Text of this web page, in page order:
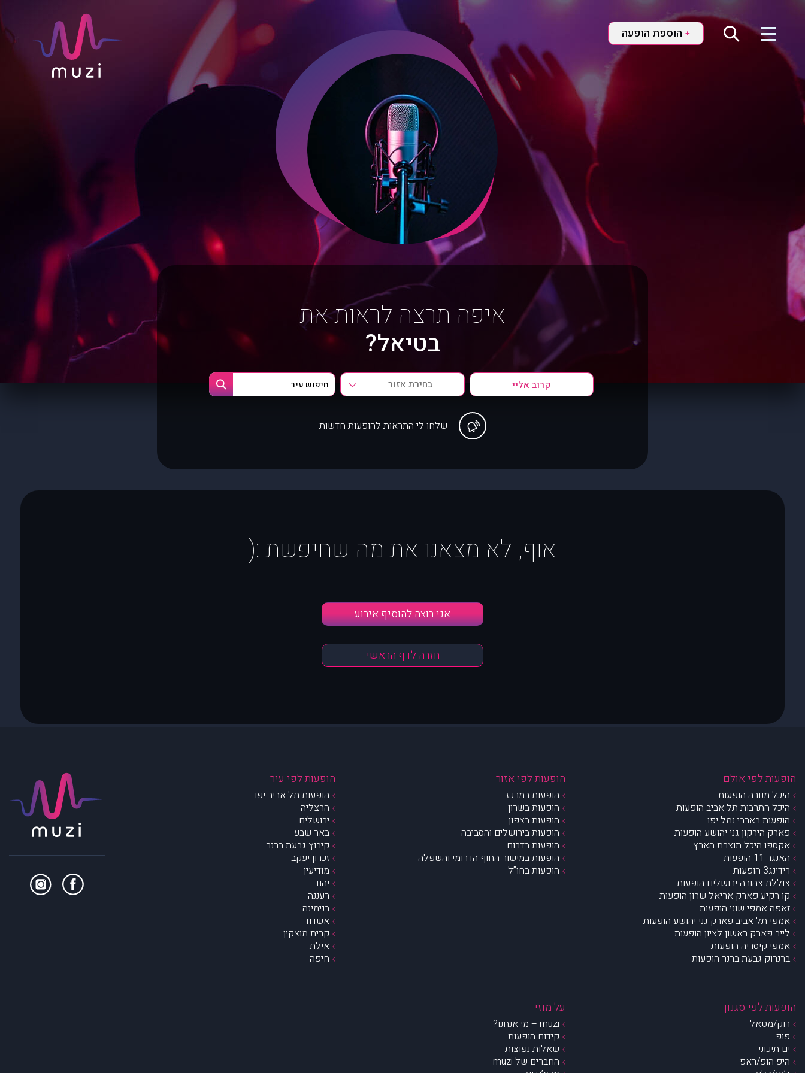
+ הוספת הופעה
איפה תרצה לראות את
בטיאל?
בחירת אזור
שלחו לי התראות להופעות חדשות
אוף, לא מצאנו את מה שחיפשת :(
אני רוצה להוסיף אירוע
חזרה לדף הראשי
הופעות לפי אולם
היכל מנורה הופעות
היכל התרבות תל אביב הופעות
הופעות בארבי נמל יפו
פארק הירקון גני יהושע הופעות
אקספו היכל תוצרת הארץ
האנגר 11 הופעות
רידינג3 הופעות
צוללת צהובה ירושלים הופעות
קו רקיע פארק אריאל שרון הופעות
זאפה אמפי שוני הופעות
אמפי תל אביב פארק גני יהושע הופעות
לייב פארק ראשון לציון הופעות
אמפי קיסריה הופעות
ברנרוק גבעת ברנר הופעות
הופעות לפי אזור
הופעות במרכז
הופעות בשרון
הופעות בצפון
הופעות בירושלים והסביבה
הופעות בדרום
הופעות במישור החוף הדרומי והשפלה
הופעות בחו”ל
הופעות לפי עיר
הופעות תל אביב יפו
הרצליה
ירושלים
באר שבע
קיבוץ גבעת ברנר
זכרון יעקב
מודיעין
יהוד
רעננה
בנימינה
אשדוד
קרית מוצקין
אילת
חיפה
הופעות לפי סגנון
רוק/מטאל
פופ
ים תיכוני
היפ הופ/ראפ
על מוזי
muzi – מי אנחנו?
קידום הופעות
שאלות נפוצות
החברים של muzi